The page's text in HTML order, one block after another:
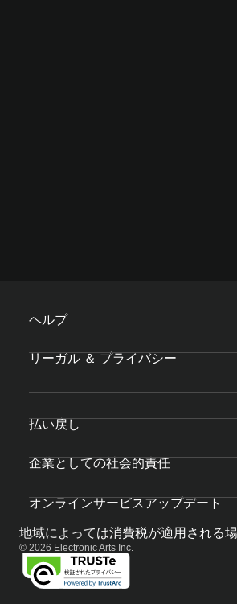
ヘルプ
リーガル ＆ プライバシー
払い戻し
企業としての社会的責任
オンラインサービスアップデート
地域によっては消費税が適用される
© 2026 Electronic Arts Inc.